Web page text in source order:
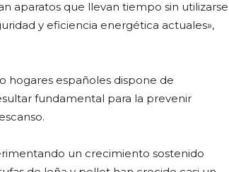
aparatos que llevan tiempo sin utilizarse
y eficiencia energética actuales»,
hogares españoles dispone de
fundamental para la prevenir
un crecimiento sostenido